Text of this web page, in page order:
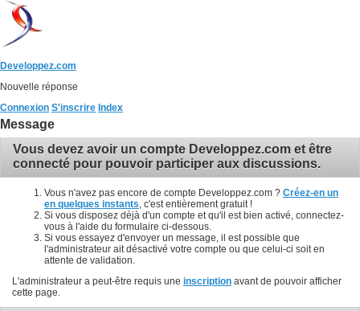
Developpez.com
Nouvelle réponse
Connexion S'inscrire Index
Message
Vous devez avoir un compte Developpez.com et être
connecté pour pouvoir participer aux discussions.
Vous n'avez pas encore de compte Developpez.com ? Créez-en un
en quelques instants , c'est entièrement gratuit !
Si vous disposez déjà d'un compte et qu'il est bien activé, connectez-
vous à l'aide du formulaire ci-dessous.
Si vous essayez d'envoyer un message, il est possible que
l'administrateur ait désactivé votre compte ou que celui-ci soit en
attente de validation.
L'administrateur a peut-être requis une inscription avant de pouvoir afficher
cette page.